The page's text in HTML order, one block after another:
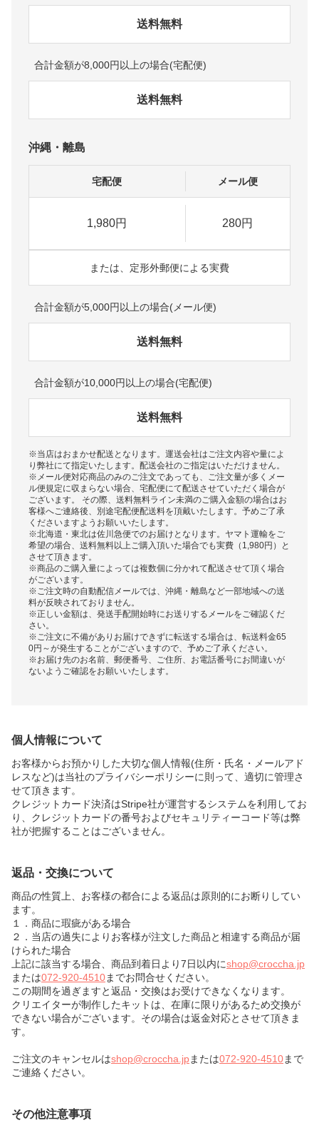
送料無料
合計金額が8,000円以上の場合(宅配便)
送料無料
沖縄・離島
宅配便 メール便
1,980円 280円
または、定形外郵便による実費
合計金額が5,000円以上の場合(メール便)
送料無料
合計金額が10,000円以上の場合(宅配便)
送料無料
※当店はおまかせ配送となります。運送会社はご注文内容や量によ
り弊社にて指定いたします。配送会社のご指定はいただけません。
※メール便対応商品のみのご注文であっても、ご注文量が多くメー
ル便規定に収まらない場合、宅配便にて配送させていただく場合が
ございます。 その際、送料無料ライン未満のご購入金額の場合はお
客様へご連絡後、別途宅配便配送料を頂戴いたします。予めご了承
くださいますようお願いいたします。
※北海道・東北は佐川急便でのお届けとなります。ヤマト運輸をご
希望の場合、送料無料以上ご購入頂いた場合でも実費（1,980円）と
させて頂きます。
※商品のご購入量によっては複数個に分かれて配送させて頂く場合
がございます。
※ご注文時の自動配信メールでは、沖縄・離島など一部地域への送
料が反映されておりません。
※正しい金額は、発送手配開始時にお送りするメールをご確認くだ
さい。
※ご注文に不備がありお届けできずに転送する場合は、転送料金65
0円～が発生することがございますので、予めご了承ください。
※お届け先のお名前、郵便番号、ご住所、お電話番号にお間違いが
ないようご確認をお願いいたします。
個人情報について
お客様からお預かりした大切な個人情報(住所・氏名・メールアド
レスなど)は当社のプライバシーポリシーに則って、適切に管理さ
せて頂きます。
クレジットカード決済はStripe社が運営するシステムを利用してお
り、クレジットカードの番号およびセキュリティーコード等は弊
社が把握することはございません。
返品・交換について
商品の性質上、お客様の都合による返品は原則的にお断りしてい
ます。
１．商品に瑕疵がある場合
２．当店の過失によりお客様が注文した商品と相違する商品が届
けられた場合
上記に該当する場合、商品到着日より7日以内にshop@croccha.jp
または072-920-4510までお問合せください。
この期間を過ぎますと返品・交換はお受けできなくなります。
クリエイターが制作したキットは、在庫に限りがあるため交換が
できない場合がございます。その場合は返金対応とさせて頂きま
す。
ご注文のキャンセルはshop@croccha.jpまたは072-920-4510まで
ご連絡ください。
その他注意事項